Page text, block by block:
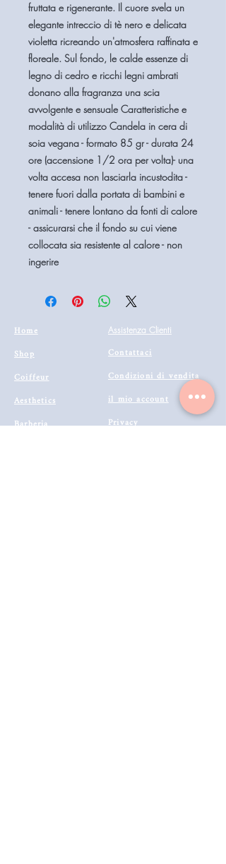
fruttata e rigenerante. Il cuore svela un
elegante intreccio di tè nero e delicata
violetta ricreando un'atmosfera raffinata e
floreale. Sul fondo, le calde essenze di
legno di cedro e ricchi legni ambrati
donano alla fragranza una scia
avvolgente e sensuale Caratteristiche e
modalità di utilizzo Candela in cera di
soia vegana - formato 85 gr - durata 24
ore (accensione 1/2 ora per volta)- una
volta accesa non lasciarla incustodita -
tenere fuori dalla portata di bambini e
animali - tenere lontano da fonti di calore
- assicurarsi che il fondo su cui viene
collocata sia resistente al calore - non
ingerire
Home
Shop
Coiffeur
Aesthetics
Barberia
Assistenza Clienti
Contattaci
Condizioni di vendita
il mio account
Privacy